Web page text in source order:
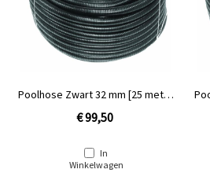
Poolhose Zwart 32 mm [25 meter
€ 99,50
In
Winkelwagen